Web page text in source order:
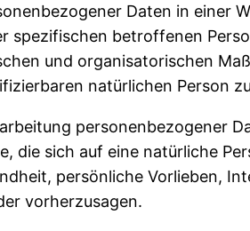
Daten in einer
spezifischen betroffenen
und organisatorischen
natürlichen Person
personenbezogener
die sich auf eine natürliche
persönliche Vorlieben,
vorherzusagen.